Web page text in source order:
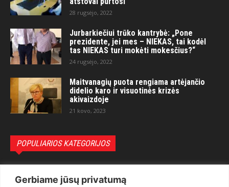
Gerbiame jūsų privatumą
28 rugsėjo, 2022
Jurbarkiečiui trūko kantrybė: „Pone
prezidente, jei mes – NIEKAS, tai kodėl
tas NIEKAS turi mokėti mokesčius?“
24 rugsėjo, 2022
Maitvanagių puota rengiama artėjančio
didelio karo ir visuotinės krizės
akivaizdoje
21 kovo, 2023
POPULIARIOS KATEGORIJOS